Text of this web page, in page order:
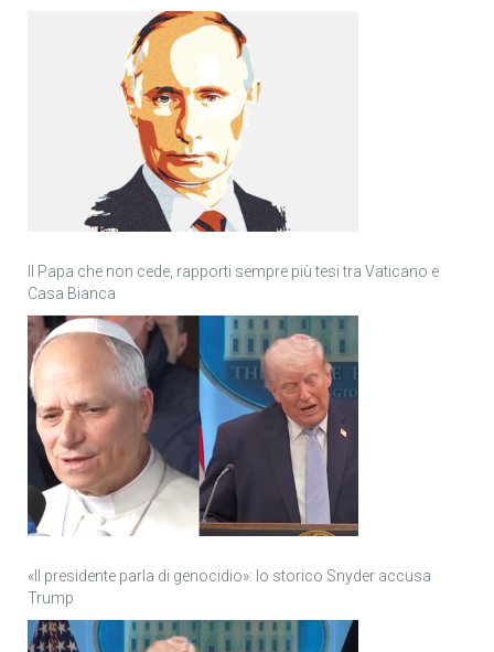
Il Papa che non cede, rapporti sempre più tesi tra Vaticano e
Casa Bianca
«Il presidente parla di genocidio»: lo storico Snyder accusa
Trump